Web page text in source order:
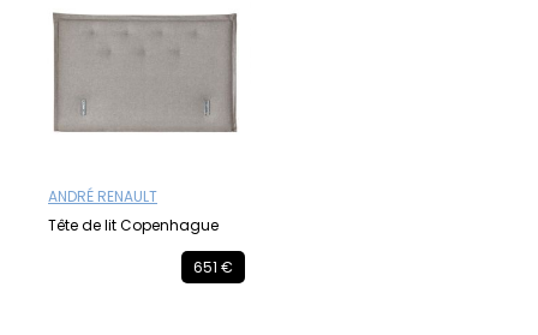
ANDRÉ RENAULT
Tête de lit Copenhague
651 €